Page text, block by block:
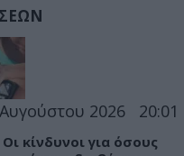
2026 20:01
κίνδυνοι για όσους